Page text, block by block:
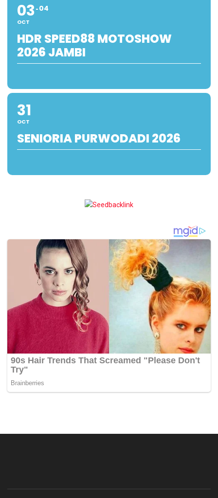
03
OCT
04
HDR SPEED88 MOTOSHOW
2026 JAMBI
31
OCT
SENIORIA PURWODADI 2026